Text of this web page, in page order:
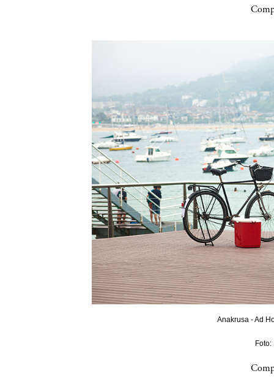
Anakrusa - Ad